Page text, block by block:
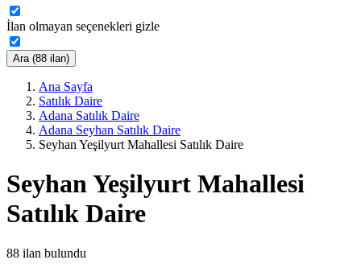
İlan olmayan seçenekleri gizle
Ara (88 ilan)
Ana Sayfa
Satılık Daire
Adana Satılık Daire
Adana Seyhan Satılık Daire
Seyhan Yeşilyurt Mahallesi Satılık Daire
Seyhan Yeşilyurt Mahallesi
Satılık Daire
88 ilan bulundu